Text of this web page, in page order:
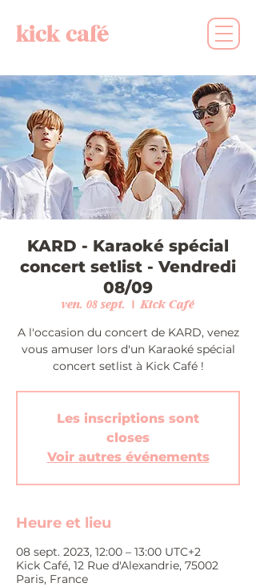
kick café
KARD - Karaoké spécial
concert setlist - Vendredi
08/09
ven. 08 sept.
  |
Kick Café
A l'occasion du concert de KARD, venez
vous amuser lors d'un Karaoké spécial
concert setlist à Kick Café !
Les inscriptions sont
closes
Voir autres événements
Heure et lieu
08 sept. 2023, 12:00 – 13:00 UTC+2
Kick Café, 12 Rue d'Alexandrie, 75002
Paris, France